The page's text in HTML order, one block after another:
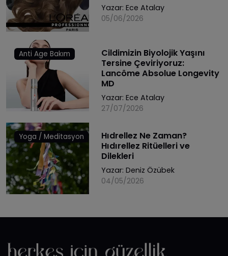
Yazar: Ece Atalay
05/06/2026
Anti Age Bakım
Cildimizin Biyolojik Yaşını
Tersine Çeviriyoruz:
Lancôme Absolue Longevity
MD
Yazar: Ece Atalay
27/07/2026
Yoga / Meditasyon
Hıdrellez Ne Zaman?
Hıdırellez Ritüelleri ve
Dilekleri
Yazar: Deniz Özübek
04/05/2026